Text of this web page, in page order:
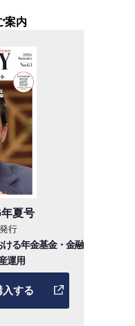
案内
夏号
行
ける年金基金・金融
運用
する